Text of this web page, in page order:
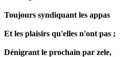
Toujours syndiquant les appas
Et les plaisirs qu'elles n'ont pas ;
Dénigrant le prochain par zele,